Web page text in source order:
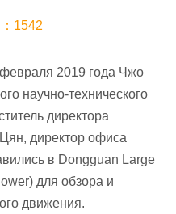
1542
2019 года Чжо
научно-технического
директора
директор офиса
в Dongguan Large
для обзора и
движения.